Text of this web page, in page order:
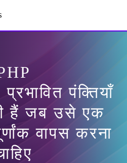
पंक्तियाँ
हैं जब उसे एक
वापस करना